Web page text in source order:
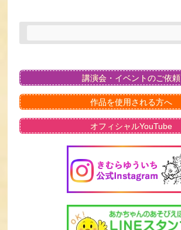
講演会・イベントのご依頼
作品を使用される方へ
オフィシャルYouTube